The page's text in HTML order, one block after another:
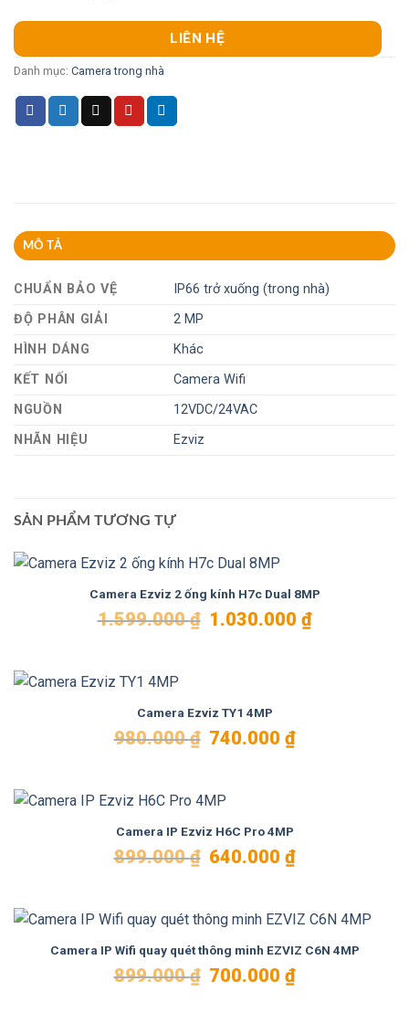
LIÊN HỆ
Danh mục: Camera trong nhà
MÔ TẢ
CHUẨN BẢO VỆ
IP66 trở xuống (trong nhà)
ĐỘ PHÂN GIẢI
2 MP
HÌNH DÁNG
Khác
KẾT NỐI
Camera Wifi
NGUỒN
12VDC/24VAC
NHÃN HIỆU
Ezviz
SẢN PHẨM TƯƠNG TỰ
Camera Ezviz 2 ống kính H7c Dual 8MP
1.599.000₫
Giá
1.030.000 ₫Giá
hiện
Camera Ezviz TY1 4MP
980.000₫
Giá
740.000 ₫Giá
hiện
Camera IP Ezviz H6C Pro 4MP
899.000₫
Giá
640.000 ₫Giá
hiện
640.000 ₫.
Camera IP Wifi quay quét thông minh EZVIZ C6N 4MP
899.000₫
Giá
700.000 ₫Giá
hiện